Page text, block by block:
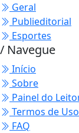
Geral
Publieditorial
Esportes
/ Navegue
Início
Sobre
Painel do
Termos de
FAQ